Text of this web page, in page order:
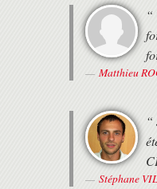
“
Matthieu
“
Stéphane